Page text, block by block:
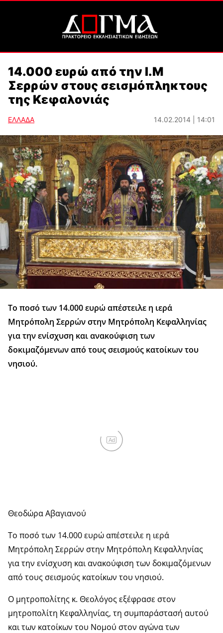
14.000 ευρώ από την Ι.Μ
Σερρών στους σεισμόπληκτους
της Κεφαλονιάς
ΕΛΛΑΔΑ 14.02.2014 | 14:01
Το ποσό των 14.000 ευρώ απέστειλε η ιερά
Μητρόπολη Σερρών στην Μητρόπολη Κεφαλληνίας
για την ενίσχυση και ανακούφιση των
δοκιμαζόμενων από τους σεισμούς κατοίκων του
νησιού.
Ad
Θεοδώρα Αβαγιανού
Το ποσό των 14.000 ευρώ απέστειλε η ιερά
Μητρόπολη Σερρών στην Μητρόπολη Κεφαλληνίας
για την ενίσχυση και ανακούφιση των δοκιμαζόμενων
από τους σεισμούς κατοίκων του νησιού.
Ο μητροπολίτης κ. Θεολόγος εξέφρασε στον
μητροπολίτη Κεφαλληνίας, τη συμπαράστασή αυτού
και των κατοίκων του Νομού στον αγώνα των